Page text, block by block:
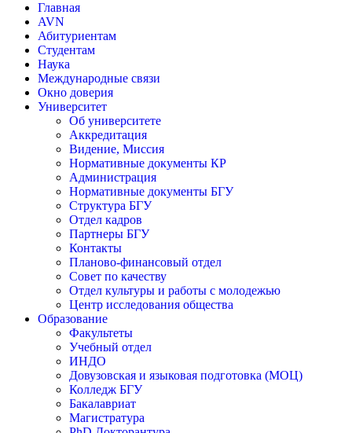
Главная
AVN
Абитуриентам
Студентам
Наука
Международные связи
Окно доверия
Университет
Об университете
Аккредитация
Видение, Миссия
Нормативные документы КР
Администрация
Нормативные документы БГУ
Структура БГУ
Отдел кадров
Партнеры БГУ
Контакты
Планово-финансовый отдел
Совет по качеству
Отдел культуры и работы с молодежью
Центр исследования общества
Образование
Факультеты
Учебный отдел
ИНДО
Довузовская и языковая подготовка (МОЦ)
Колледж БГУ
Бакалавриат
Магистратура